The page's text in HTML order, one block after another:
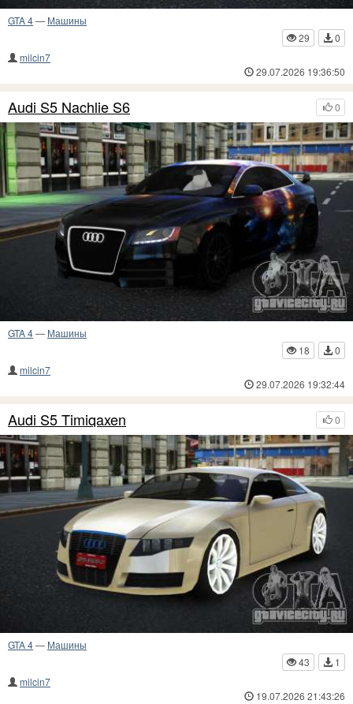
GTA 4— Машины
29
0
milcin7
29.07.2026 19:36:50
0
Audi S5 Nachlie S6
GTA 4— Машины
18
0
milcin7
29.07.2026 19:32:44
0
Audi S5 Timiqaxen
GTA 4— Машины
43
1
milcin7
19.07.2026 21:43:26